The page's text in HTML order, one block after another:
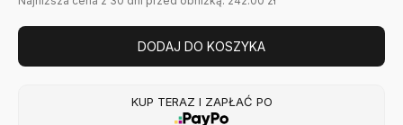
DODAJ DO KOSZYKA
KUP TERAZ I ZAPŁAĆ PO